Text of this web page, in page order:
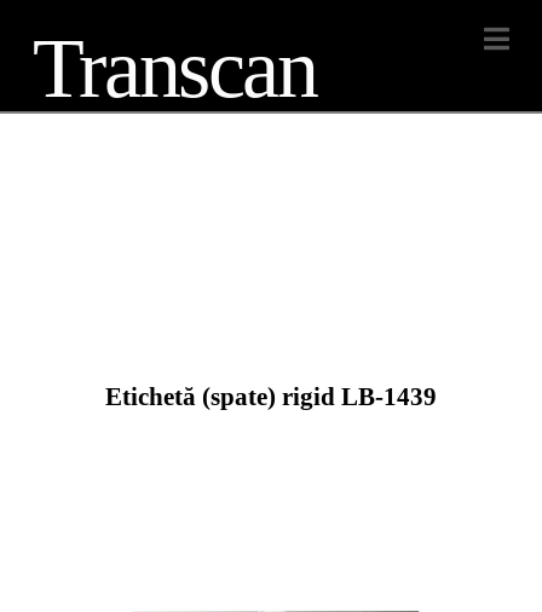
Transcan
Etichetă (spate) rigid LB-1439